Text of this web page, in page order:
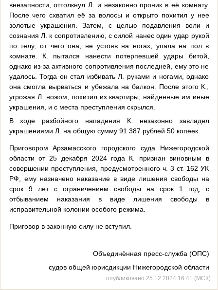
внезапности, оттолкнул Л. и незаконно проник в её комнату.
После чего схватил её за волосы и открыто похитил у нее
золотые украшения. Затем, с целью подавления воли и
сознания Л
к сопротивлению, с силой нанес один удар рукой
по телу, от чего она, не устояв на ногах, упала на пол в
комнате.
К. пытался нанести потерпевшей удары битой,
однако из-за активного сопротивления последней, ему это не
удалось. Тогда он стал избивать Л. руками и ногами, однако
она смогла вырваться и убежала на балкон. После этого К.,
угрожая Л. ножом, похитил из квартиры, найденные им иные
украшения, и с места преступления скрылся.
В ходе разбойного нападения К.
незаконно завладел
украшениями Л. на общую сумму 91 387 рублей 50 копеек.
Приговором Арзамасского городского суда Нижегородской
области от 25 декабря 2024 года К. признан виновным в
совершении преступления, предусмотренного ч. 3 ст. 162 УК
РФ, ему назначено наказание в виде лишения свободы на
срок 9 лет с ограничением свободы на срок 1 год, с
отбыванием наказания в виде лишения свободы в
исправительной колонии особого режима.
Приговор в законную силу не вступил.
Объединённая пресс-служба (ОПС)
судов общей юрисдикции Нижегородской области
опубликовано 25.12.2024 16:41 (МСК)